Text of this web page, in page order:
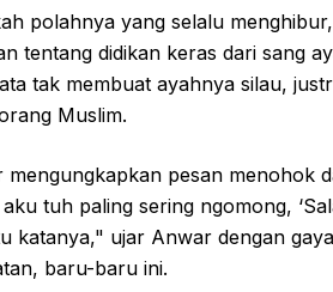
polahnya yang selalu
tentang didikan keras dari sang
tak membuat ayahnya silau,
Muslim.
pesan menohok
tuh paling sering ngomong,
katanya," ujar Anwar dengan
baru-baru ini.